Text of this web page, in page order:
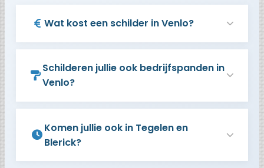
Wat kost een schilder in Venlo?
Schilderen jullie ook bedrijfspanden in
Venlo?
Komen jullie ook in Tegelen en
Blerick?